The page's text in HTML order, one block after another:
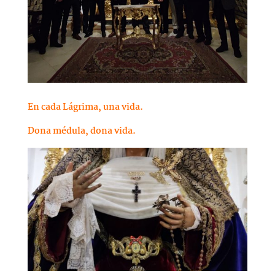
En cada Lágrima, una vida.
Dona médula, dona vida.